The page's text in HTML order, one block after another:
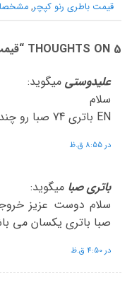
قیمت باطری رنو کپچر,
5 THOUGHTS ON “
علیدوستی میگوید:
سلام
EN باتری 74 صبا رو چنده و قابل نصبه رو خودروی رنو کپچر؟
در 8:55 ق.ظ
باتری صبا میگوید:
صبا باتری یکسان می
در 4:50 ق.ظ